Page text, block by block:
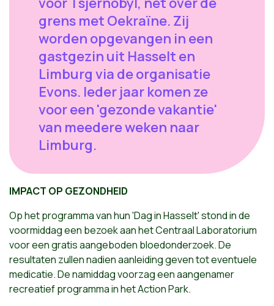
grens met Oekraïne. Zij
worden opgevangen in een
gastgezin uit Hasselt en
Limburg via de organisatie
Evons. Ieder jaar komen ze
voor een 'gezonde vakantie'
van meedere weken naar
Limburg.
IMPACT OP GEZONDHEID
Op het programma van hun 'Dag in Hasselt' stond in de
voormiddag een bezoek aan het Centraal Laboratorium
voor een gratis aangeboden bloedonderzoek. De
resultaten zullen nadien aanleiding geven tot eventuele
medicatie. De namiddag voorzag een aangenamer
recreatief programma in het Action Park.